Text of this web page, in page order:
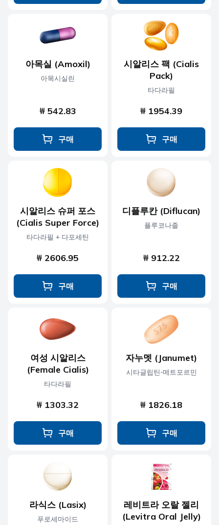
아목실 (Amoxil)
아목시실린
₩ 542.83
구매
시알리스 팩 (Cialis
Pack)
타다라필
₩ 1954.39
구매
시알리스 슈퍼 포스
(Cialis Super Force)
타다라필 + 다포세틴
₩ 2606.95
구매
디플루칸 (Diflucan)
플루코나졸
₩ 912.22
구매
여성 시알리스
(Female Cialis)
타다라필
₩ 1303.32
구매
자누멧 (Janumet)
시타글립틴-메트포르민
₩ 1826.18
구매
라식스 (Lasix)
푸로세마이드
레비트라 오랄 젤리
(Levitra Oral Jelly)